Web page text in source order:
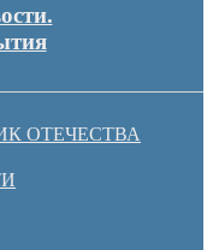
ОТЕЧЕСТВА